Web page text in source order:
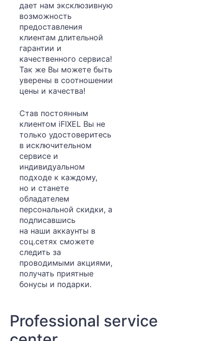
дает нам эксклюзивную
возможность
предоставления
клиентам длительной
гарантии и
качественного сервиса!
Так же Вы можете быть
уверены в соотношении
цены и качества!
Став постоянным
клиентом iFIXEL Вы не
только удостоверитесь
в исключительном
сервисе и
индивидуальном
подходе к каждому,
но и станете
обладателем
персональной скидки, а
подписавшись
на наши аккаунты в
соц.сетях сможете
следить за
проводимыми акциями,
получать приятные
бонусы и подарки.
Professional service